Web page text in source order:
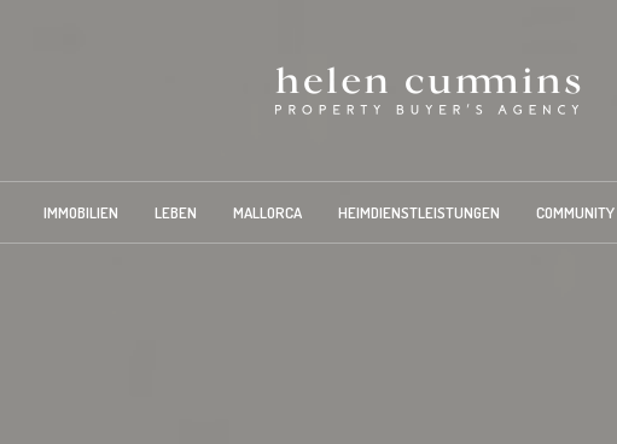
IMMOBILIEN LEBEN MALLORCA HEIMDIENSTLEISTUNGEN COMMUNITY